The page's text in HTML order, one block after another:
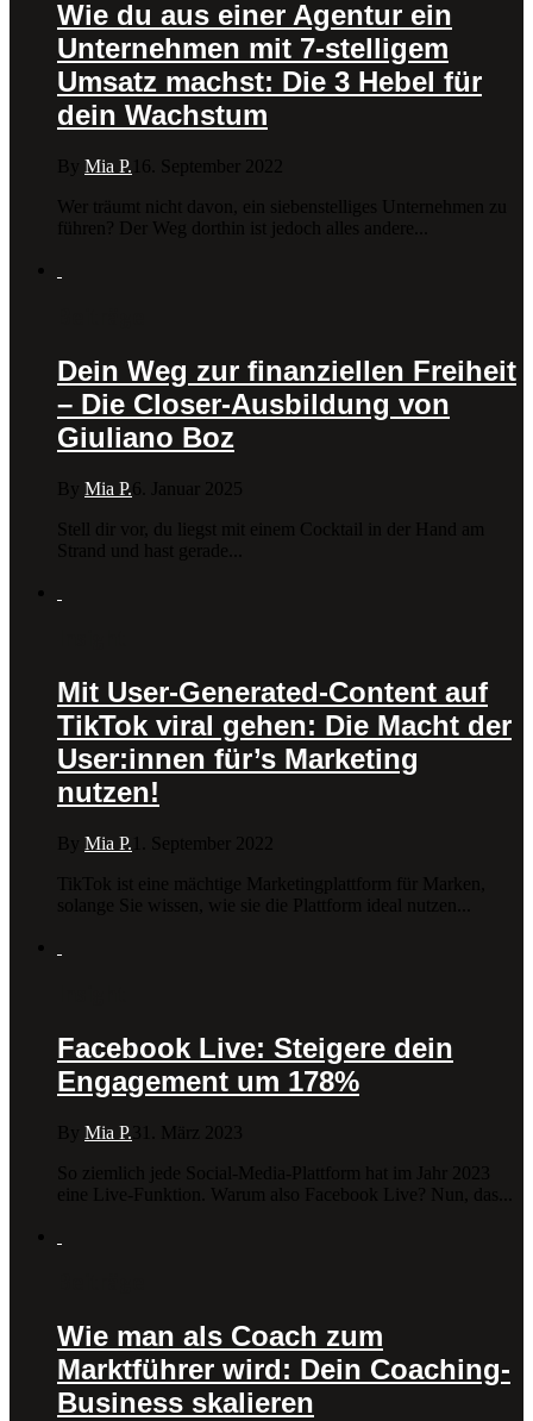
Wie du aus einer Agentur ein
Unternehmen mit 7-stelligem
Umsatz machst: Die 3 Hebel für
dein Wachstum
By Mia P. 16. September 2022
Wer träumt nicht davon, ein siebenstelliges Unternehmen zu
führen? Der Weg dorthin ist jedoch alles andere...
Dein Weg zur finanziellen Freiheit
– Die Closer-Ausbildung von
Giuliano Boz
By Mia P.6. Januar 2025
Stell dir vor, du liegst mit einem Cocktail in der Hand am
Strand und hast gerade...
Mit User-Generated-Content auf
TikTok viral gehen: Die Macht der
User:innen für’s Marketing
nutzen!
By Mia P. 1. September 2022
TikTok ist eine mächtige Marketingplattform für Marken,
solange Sie wissen, wie sie die Plattform ideal nutzen...
Facebook Live: Steigere dein
Engagement um 178%
By Mia P. 31. März 2023
So ziemlich jede Social-Media-Plattform hat im Jahr 2023
eine Live-Funktion. Warum also Facebook Live? Nun, das...
Wie man als Coach zum
Marktführer wird: Dein Coaching-
Business skalieren